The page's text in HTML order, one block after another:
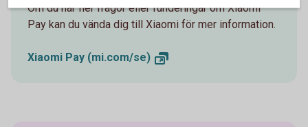
Om du har fler frågor eller funderingar om Xiaomi
Pay kan du vända dig till Xiaomi för mer information.
Xiaomi Pay (mi.com/se)